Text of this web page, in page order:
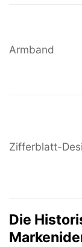
Armband
Zifferblatt-
Die